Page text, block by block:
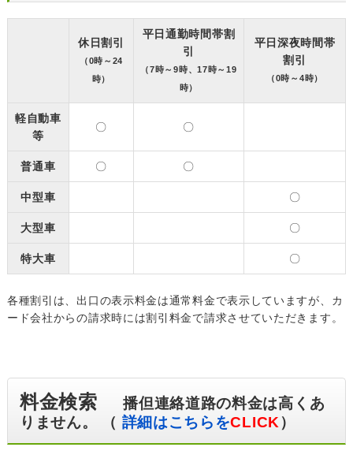
休日割引
（0時～24
時）
平日通勤時間帯割
引
（7時～9時、17時～19
時）
平日深夜時間帯
割引
（0時～4時）
軽自動車
等
〇 〇
普通車 〇 〇
中型車 〇
大型車 〇
特大車 〇
各種割引は、出口の表示料金は通常料金で表示していますが、カ
ード会社からの請求時には割引料金で請求させていただきます。
料金検索播但連絡道路の料金は高くあ
りません。 （ 詳細はこちらをCLICK ）